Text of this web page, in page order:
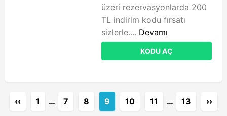
üzeri rezervasyonlarda 200
TL indirim kodu fırsatı
sizlerle.... Devamı
KODU AÇ
‹‹ 1 … 7 8 9 10 11 … 13 ››